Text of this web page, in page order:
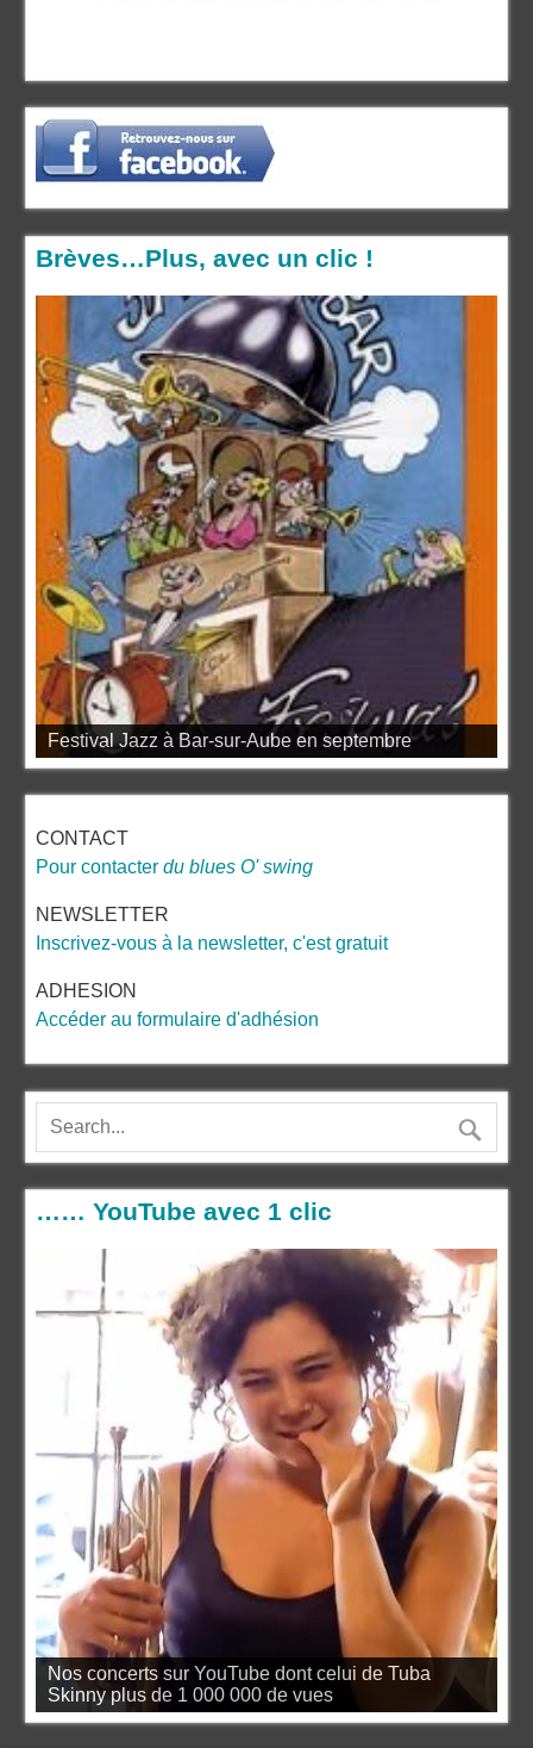
Brèves…Plus, avec un clic !
Festival Jazz à Bar-sur-Aube en septembre
CONTACT
Pour contacter du blues O' swing
NEWSLETTER
Inscrivez-vous à la newsletter, c'est gratuit
ADHESION
Accéder au formulaire d'adhésion
…… YouTube avec 1 clic
Nos concerts sur YouTube dont celui de Tuba
Skinny plus de 1 000 000 de vues